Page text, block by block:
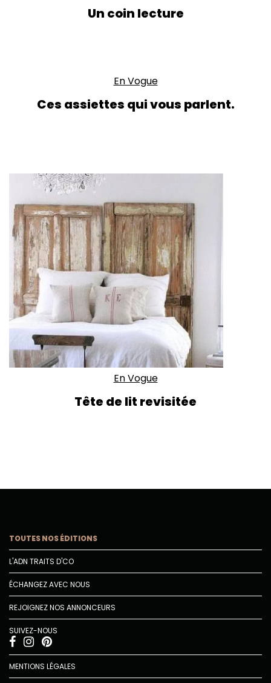
Un coin lecture
En Vogue
Ces assiettes qui vous parlent.
En Vogue
Tête de lit revisitée
TOUTES NOS ÉDITIONS
L'ADN TRAITS D'CO
ÉCHANGEZ AVEC NOUS
REJOIGNEZ NOS ANNONCEURS
SUIVEZ-NOUS
MENTIONS LÉGALES